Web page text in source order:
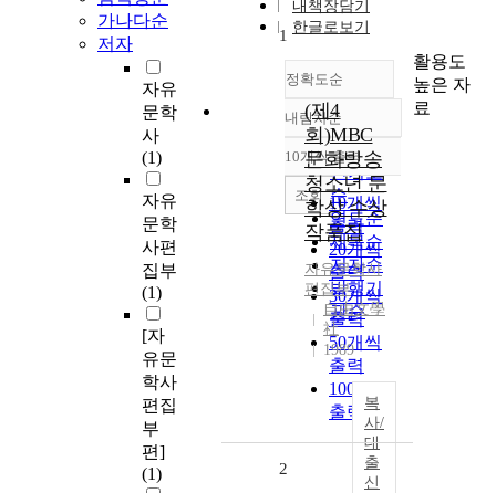
가나다순
저자
자유
문학
사
(1)
자유
문학
사편
집부
(1)
[자
유문
학사
편집
부
편]
(1)
내책장담기
한글로보기
정확도순
정확도
순
인기도
순
연도순
제목순
저자순
발행기
관순
내림차순
내림차순
10개씩 출력
10개씩
출력
20개씩
출력
30개씩
출력
50개씩
출력
100개씩
출력
조회
1
(제4
회)MBC
문화방송
청소년 문
학상 수상
작품집
자유문학사
편집부
自由文學
社
1989
복
사/
대
출
신
2
활용도
높은 자
료